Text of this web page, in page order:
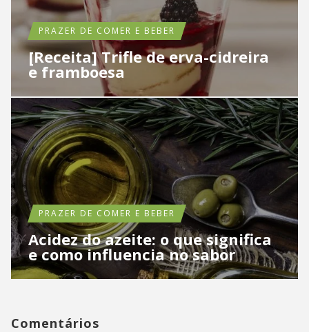
PRAZER DE COMER E BEBER
[Receita] Trifle de erva-cidreira
e framboesa
PRAZER DE COMER E BEBER
Acidez do azeite: o que significa
e como influencia no sabor
Comentários